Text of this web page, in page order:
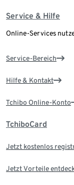
Service & Hilfe
Online-Services
Service-Bereich
Hilfe & Kontakt
Tchibo Online-Konto
TchiboCard
Jetzt kostenlos
Jetzt Vorteile